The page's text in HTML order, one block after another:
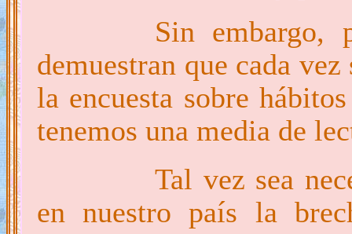
Sin embargo,
demuestran que cada
la encuesta sobre
tenemos una media de
Tal vez sea
en nuestro país la